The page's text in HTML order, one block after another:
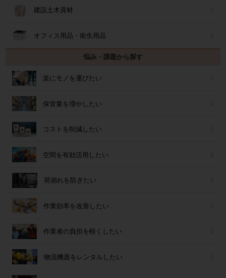
建設土木資材
オフィス用品・衛生用品
悩み・課題から探す
楽にモノを運びたい
保管量を増やしたい
コストを削減したい
空間を有効活用したい
荷崩れを防ぎたい
作業効率を改善したい
作業者の負担を軽くしたい
物流機器をレンタルしたい